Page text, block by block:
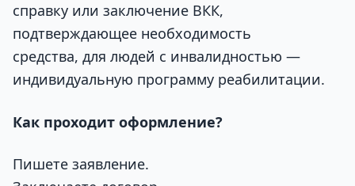
справку или заключение ВКК,
подтверждающее необходимость
средства, для людей с инвалидностью —
индивидуальную программу реабилитации.
Как проходит оформление?
Пишете заявление.